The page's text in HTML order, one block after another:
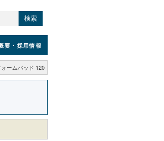
検索
要 ・採用情報
ォームパッド 120